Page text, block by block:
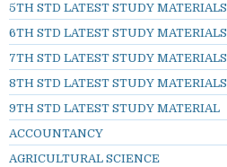
5TH STD LATEST STUDY MATERIALS
6TH STD LATEST STUDY MATERIALS
7TH STD LATEST STUDY MATERIALS
8TH STD LATEST STUDY MATERIALS
9TH STD LATEST STUDY MATERIAL
ACCOUNTANCY
AGRICULTURAL SCIENCE